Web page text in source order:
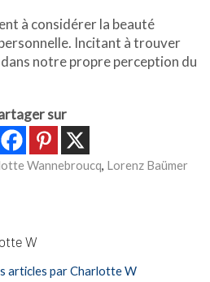
à considérer la beauté
Incitant à trouver
dans notre propre perception du
sur
Wannebroucq, Lorenz Baümer
W
articles par Charlotte W